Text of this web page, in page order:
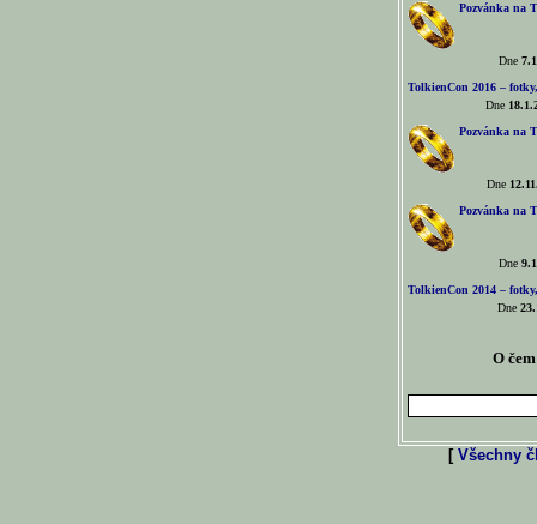
Pozvánka na
Dne
TolkienCon 2016 –
Dne
Pozvánka na
Dne
Pozvánka na
Dne
TolkienCon 2014 –
Dne
O
[ Všechny